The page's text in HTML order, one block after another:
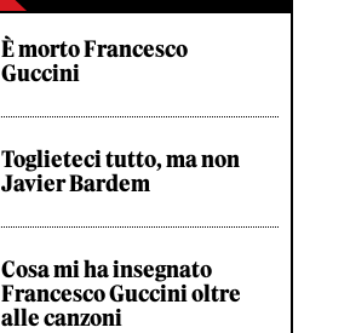
È morto Francesco
Guccini
Toglieteci tutto, ma non
Javier Bardem
Cosa mi ha insegnato
Francesco Guccini oltre
alle canzoni